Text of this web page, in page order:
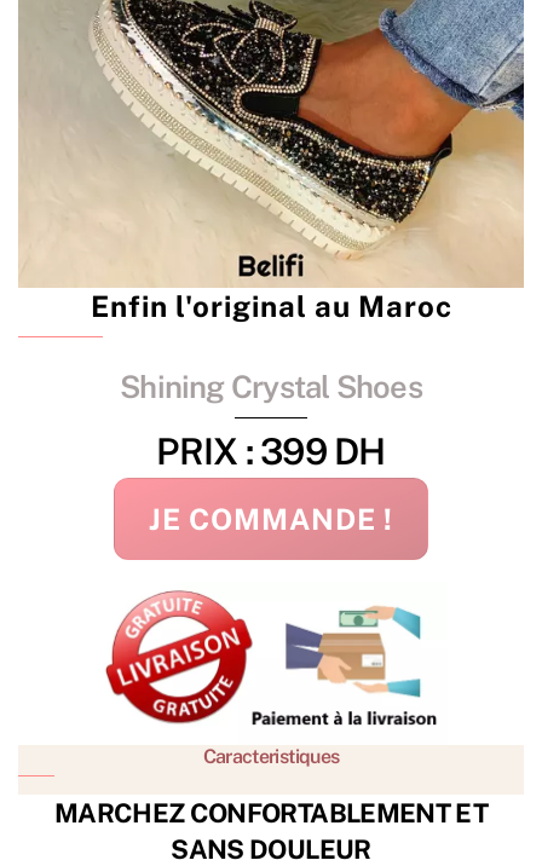
Enfin l'original au Maroc
Shining Crystal Shoes
PRIX : 399 DH
JE COMMANDE !
Caracteristiques
MARCHEZ CONFORTABLEMENT ET
SANS DOULEUR